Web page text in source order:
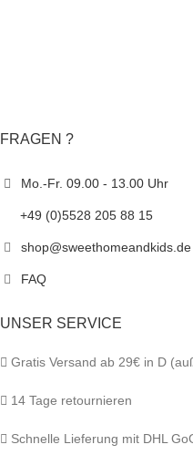
FRAGEN ?
Mo.-Fr. 09.00 - 13.00 Uhr
+49 (0)5528 205 88 15
shop@sweethomeandkids.de
FAQ
UNSER SERVICE
Gratis Versand ab 29€ in D
14 Tage retournieren
Schnelle Lieferung mit DHL